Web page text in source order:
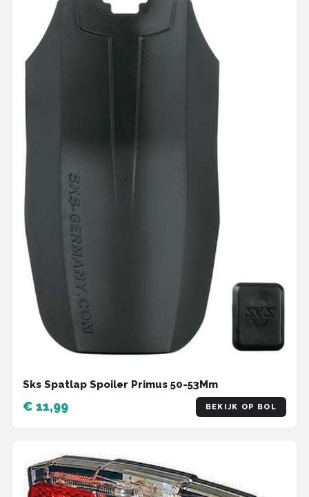
Sks Spatlap Spoiler Primus 50-53Mm
€ 11,99 BEKIJK OP BOL